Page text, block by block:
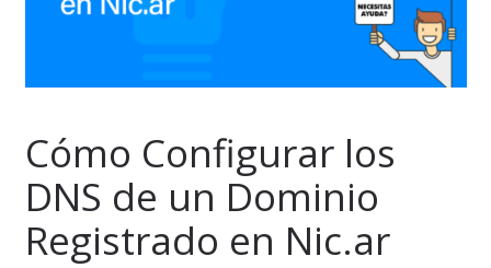
Cómo Configurar los
DNS de un Dominio
Registrado en Nic.ar